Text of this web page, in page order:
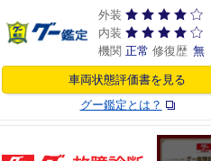
外装
内装
機関 正常 修復歴 無
車両状態評価書を見る
グー鑑定とは？